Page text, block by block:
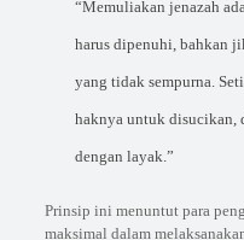
“Memuliakan jenazah
harus dipenuhi, bahkan
yang tidak sempurna.
haknya untuk disucikan,
dengan layak.”
Prinsip ini menuntut para
maksimal dalam